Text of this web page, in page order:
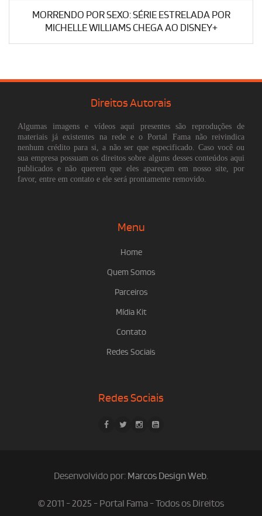
MORRENDO POR SEXO: SÉRIE ESTRELADA POR
MICHELLE WILLIAMS CHEGA AO DISNEY+
Direitos Autorais
Algumas imagens e vídeos aqui presentes são reproduções de
materiais já existentes na rede e o Portal Fama não reivindica
nenhum crédito para si, a não ser que especificado. Caso você ou
sua empresa possuam os direitos sobre alguns desses conteúdos aqui
publicados e não querem que eles apareçam em nosso site, por
favor, entre em contato e ele será prontamente removido.
Menu
Home
Quem Somos
Parceiros
Mídia Kit
Contato
Redes Sociais
Redes Sociais
Desenvolvido por: Marcos Design Web.
© 2011 - 2025 - Portal Fama - Todos os Direitos